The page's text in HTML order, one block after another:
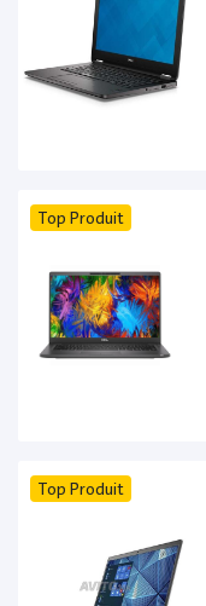
Top Produit
Top Produit